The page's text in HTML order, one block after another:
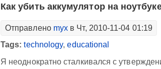
Как убить аккумулятор на
Отправлено myx в Чт, 2010-11-04 01:19
Tags:technology,educational
Я неоднократно сталкивался с